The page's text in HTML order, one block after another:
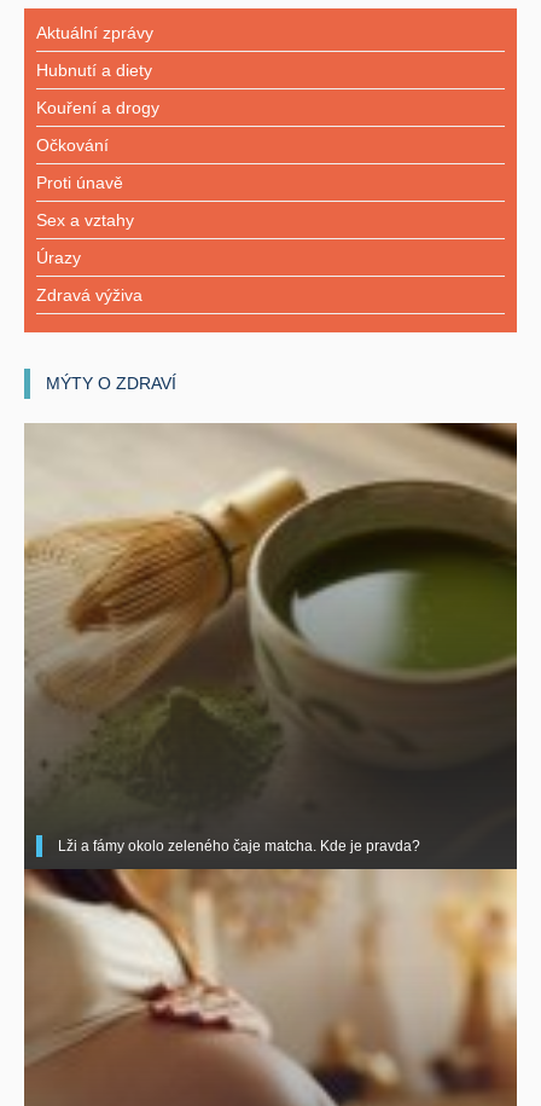
Aktuální zprávy
Hubnutí a diety
Kouření a drogy
Očkování
Proti únavě
Sex a vztahy
Úrazy
Zdravá výživa
MÝTY O ZDRAVÍ
Lži a fámy okolo zeleného čaje matcha. Kde je pravda?